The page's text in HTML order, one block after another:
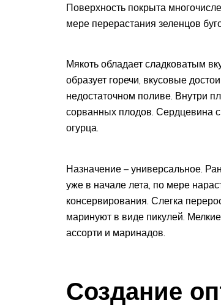
Поверхность покрыта
мере перерастания зеленцов
Мякоть обладает сладковатым
образует горечи, вкусовые
недостаточном поливе. Внутри
сорванных плодов. Сердцевина
огурца.
Назначение – универсальное.
уже в начале лета, по мере
консервирования. Слегка
маринуют в виде пикулей.
ассорти и маринадов.
Создание